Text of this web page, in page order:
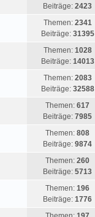
Beiträge: 2423
Themen: 2341
Beiträge: 31395
Themen: 1028
Beiträge: 14013
Themen: 2083
Beiträge: 32588
Themen: 617
Beiträge: 7985
Themen: 808
Beiträge: 9874
Themen: 260
Beiträge: 5713
Themen: 196
Beiträge: 1776